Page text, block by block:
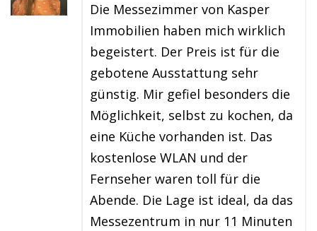
Die Messezimmer von Kasper
Immobilien haben mich wirklich
begeistert. Der Preis ist für die
gebotene Ausstattung sehr
günstig. Mir gefiel besonders die
Möglichkeit, selbst zu kochen, da
eine Küche vorhanden ist. Das
kostenlose WLAN und der
Fernseher waren toll für die
Abende. Die Lage ist ideal, da das
Messezentrum in nur 11 Minuten